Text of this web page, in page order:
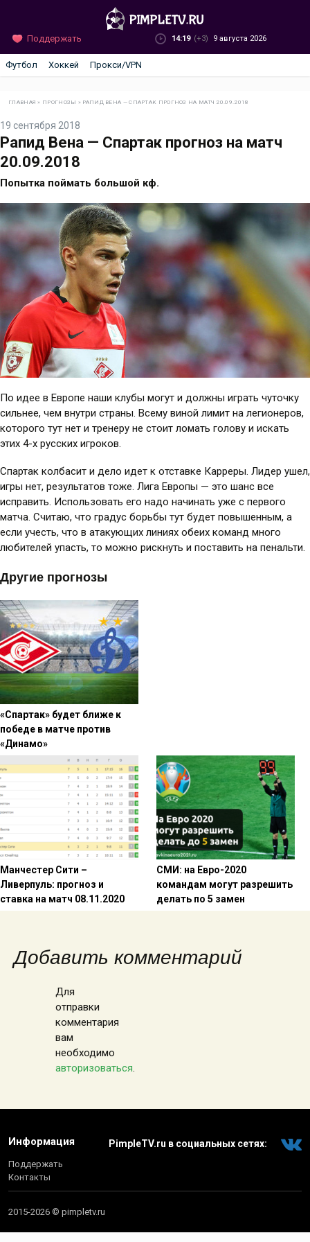
Поддержать 14:19 (+3) 9 августа 2026
Футбол Хоккей Прокси/VPN
ГЛАВНАЯ » ПРОГНОЗЫ » РАПИД ВЕНА — СПАРТАК ПРОГНОЗ НА МАТЧ 20.09.2018
19 сентября 2018
Рапид Вена — Спартак прогноз на матч
20.09.2018
Попытка поймать большой кф.
По идее в Европе наши клубы могут и должны играть чуточку
сильнее, чем внутри страны. Всему виной лимит на легионеров,
которого тут нет и тренеру не стоит ломать голову и искать
этих 4-х русских игроков.
Спартак колбасит и дело идет к отставке Карреры. Лидер ушел,
игры нет, результатов тоже. Лига Европы — это шанс все
исправить. Использовать его надо начинать уже с первого
матча. Считаю, что градус борьбы тут будет повышенным, а
если учесть, что в атакующих линиях обеих команд много
любителей упасть, то можно рискнуть и поставить на пенальти.
Другие прогнозы
«Спартак» будет ближе к
победе в матче против
«Динамо»
Манчестер Сити –
Ливерпуль: прогноз и
ставка на матч 08.11.2020
СМИ: на Евро-2020
командам могут разрешить
делать по 5 замен
Добавить комментарий
Для
отправки
комментария
вам
необходимо
авторизоваться.
Информация
Поддержать
Контакты
PimpleTV.ru в социальных сетях:
2015-2026 © pimpletv.ru